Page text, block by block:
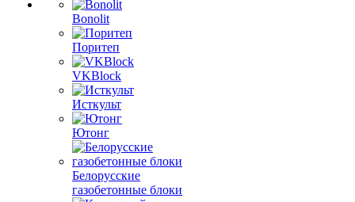
Bonolit
Поритеп
VKBlock
Исткульт
Ютонг
Белорусские
газобетонные блоки